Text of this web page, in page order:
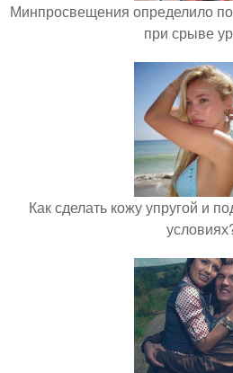
Минпросвещения определило
при срыве
Как сделать кожу упругой и